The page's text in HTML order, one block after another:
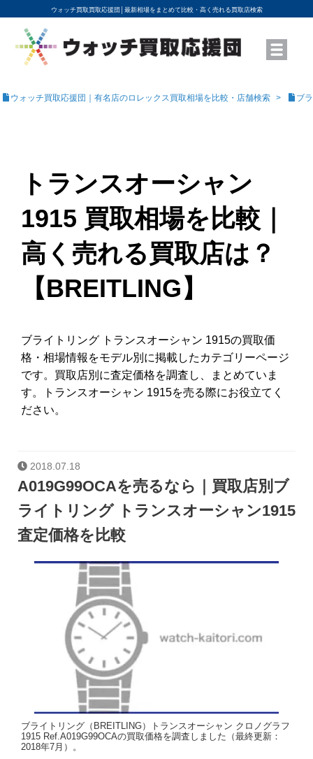
ウォッチ買取買取応援団│ 最新相場をまとめて比較・高く売れる買取店検索
YouTubeで動画を公開中
ROLEXモデル名から買取相場を調べる
高級時計ブランド名から買取相場を調べる
地域から買取店を探す
店舗名から買取店を探す
ブランド時計を高く売る方法
買取査定を依頼する
ウォッチ買取応援団｜有名店のロレックス買取相場を比較・店舗検索 ブ
トランスオーシャン
1915 買取相場を比較｜
高く売れる買取店は？
【BREITLING】
ブライトリング トランスオーシャン 1915の買取価
格・相場情報をモデル別に掲載したカテゴリーページ
です。買取店別に査定価格を調査し、まとめていま
す。トランスオーシャン 1915を売る際にお役立てく
ださい。
2018.07.18
A019G99OCAを売るなら｜買取店別ブ
ライトリング トランスオーシャン1915
査定価格を比較
ブライトリング（BREITLING）トランスオーシャン クロノグラフ
1915 Ref.A019G99OCAの買取価格を調査しました（最終更新：
2018年7月）。